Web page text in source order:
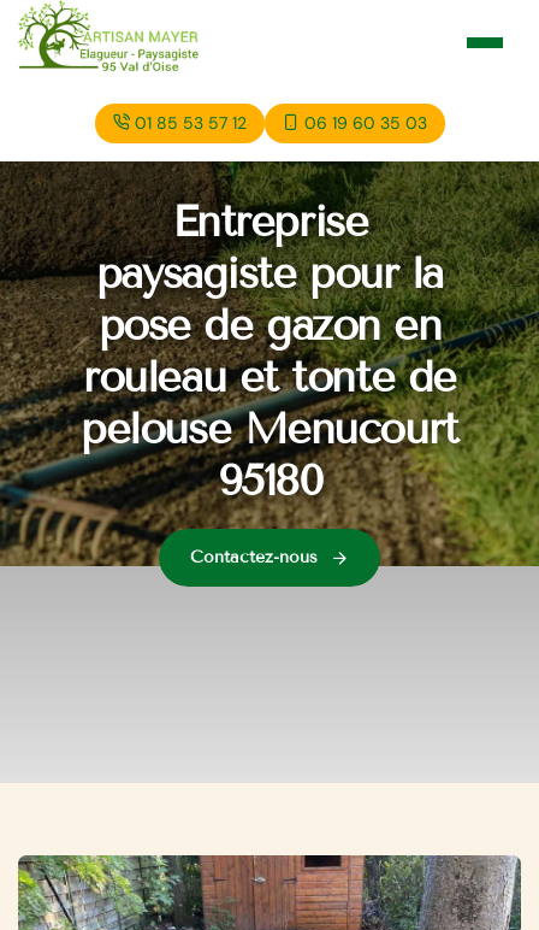
01 85 53 57 12 06 19 60 35 03
Entreprise
paysagiste pour la
pose de gazon en
rouleau et tonte de
pelouse Menucourt
95180
Contactez-nous